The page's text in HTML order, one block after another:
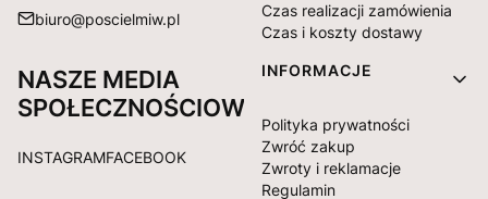
biuro@poscielmiw.pl
NASZE MEDIA
SPOŁECZNOŚCIOWE:
INSTAGRAMFACEBOOK
Czas realizacji zamówienia
Czas i koszty dostawy
INFORMACJE
Polityka prywatności
Zwróć zakup
Zwroty i reklamacje
Regulamin